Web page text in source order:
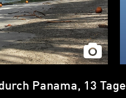
Panama, 13 Tage